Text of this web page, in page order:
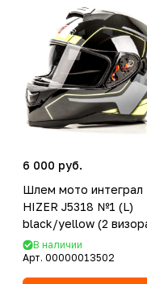
6 000 руб.
Шлем мото интеграл
HIZER J5318 №1 (L)
black/yellow (2
В наличии
Арт. 00000013502